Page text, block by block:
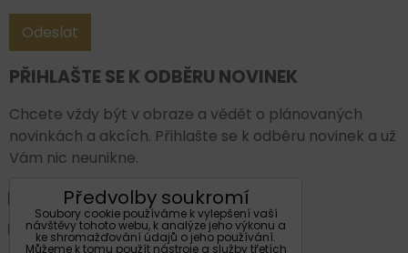
Odeslat
PŘIHLAŠTE SE K ODBĚRU NOVINEK
Chcete vždy být v obraze a vědět o plánovaných
novinkách a akcích. Přihlašte se k odběru novinek a už
Vám nic neunikne.
Facebook
Instagram
Předvolby soukromí
Soubory cookie používáme k vylepšení vaší
návštěvy tohoto webu, k analýze jeho výkonu a
ke shromažďování údajů o jeho používání.
Můžeme k tomu použít nástroje a služby třetích